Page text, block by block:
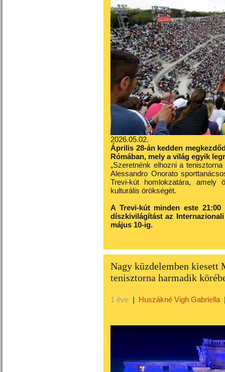
2026.05.02.
Április 28-án kedden
Rómában, mely a világ egyik
„Szeretnénk elhozni a
Alessandro Onorato
Trevi-kút homlokzatára,
kulturális örökségét.
A Trevi‑kút minden este
díszkivilágítást az
május 10‑ig.
Nagy küzdelemben kiesett
tenisztorna harmadik
1 éve | Huszákné Vigh Gabriella